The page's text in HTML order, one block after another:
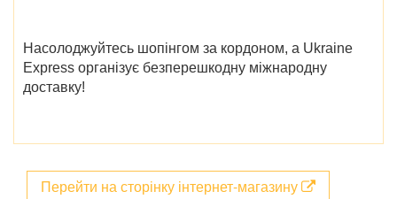
Насолоджуйтесь шопінгом за кордоном, а Ukraine
Express організує безперешкодну міжнародну
доставку!
Перейти на сторінку інтернет-магазину